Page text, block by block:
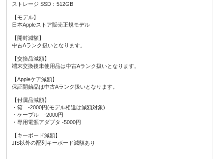
ストレージ SSD：512GB
【モデル】
日本Appleストア販売正規モデル
【開封減額】
中古Aランク扱いとなります。
【交換品減額】
端末交換後未使用品は中古Aランク扱いとなります。
【Appleケア減額】
保証開始品は中古Aランク扱いとなります。
【付属品減額】
・箱 -2000円(モデル相違は減額対象)
・ケーブル -2000円
・専用電源アダプタ -5000円
【キーボード減額】
JIS以外の配列キーボード減額あり